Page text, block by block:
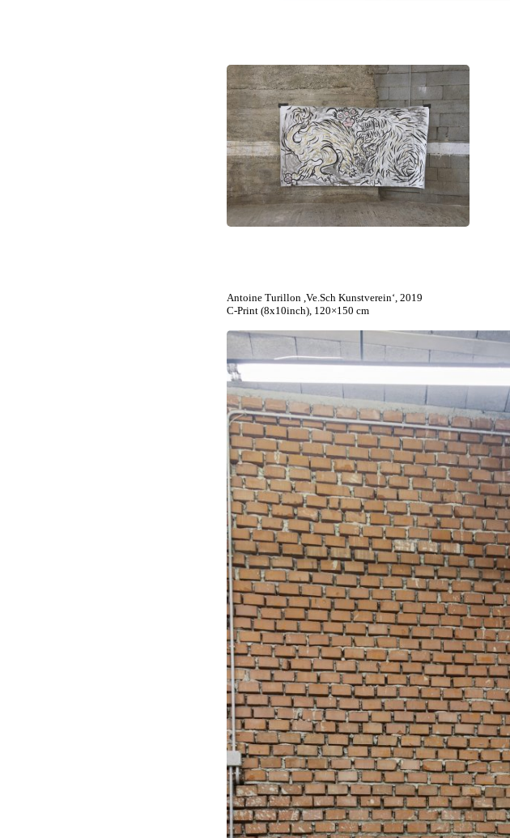
Antoine Turillon ,Ve.Sch Kunstverein‘, 2019
C-Print (8x10inch), 120×150 cm